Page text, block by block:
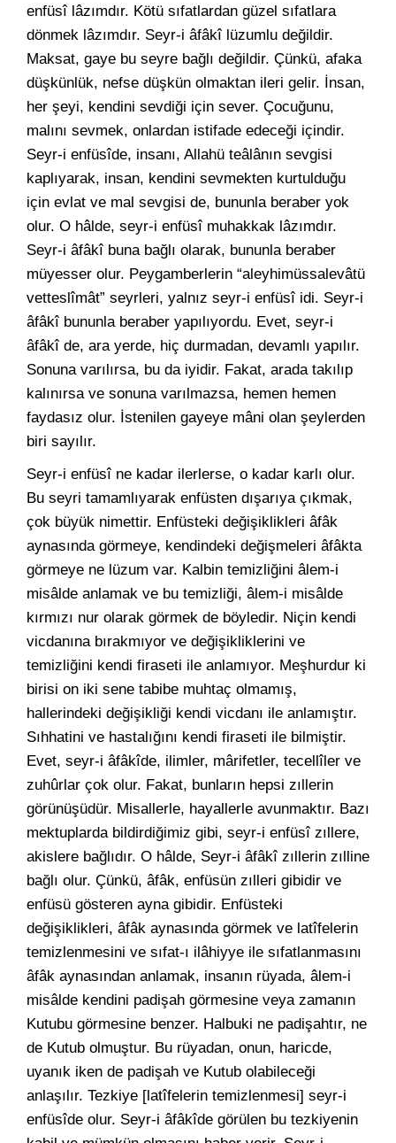
enfüsî lâzımdır. Kötü sıfatlardan güzel sıfatlara
dönmek lâzımdır. Seyr-i âfâkî lüzumlu değildir.
Maksat, gaye bu seyre bağlı değildir. Çünkü, afaka
düşkünlük, nefse düşkün olmaktan ileri gelir. İnsan,
her şeyi, kendini sevdiği için sever. Çocuğunu,
malını sevmek, onlardan istifade edeceği içindir.
Seyr-i enfüsîde, insanı, Allahü teâlânın sevgisi
kaplıyarak, insan, kendini sevmekten kurtulduğu
için evlat ve mal sevgisi de, bununla beraber yok
olur. O hâlde, seyr-i enfüsî muhakkak lâzımdır.
Seyr-i âfâkî buna bağlı olarak, bununla beraber
müyesser olur. Peygamberlerin “aleyhimüssalevâtü
vetteslîmât” seyrleri, yalnız seyr-i enfüsî idi. Seyr-i
âfâkî bununla beraber yapılıyordu. Evet, seyr-i
âfâkî de, ara yerde, hiç durmadan, devamlı yapılır.
Sonuna varılırsa, bu da iyidir. Fakat, arada takılıp
kalınırsa ve sonuna varılmazsa, hemen hemen
faydasız olur. İstenilen gayeye mâni olan şeylerden
biri sayılır.
Seyr-i enfüsî ne kadar ilerlerse, o kadar karlı olur.
Bu seyri tamamlıyarak enfüsten dışarıya çıkmak,
çok büyük nimettir. Enfüsteki değişiklikleri âfâk
aynasında görmeye, kendindeki değişmeleri âfâkta
görmeye ne lüzum var. Kalbin temizliğini âlem-i
misâlde anlamak ve bu temizliği, âlem-i misâlde
kırmızı nur olarak görmek de böyledir. Niçin kendi
vicdanına bırakmıyor ve değişikliklerini ve
temizliğini kendi firaseti ile anlamıyor. Meşhurdur ki
birisi on iki sene tabibe muhtaç olmamış,
hallerindeki değişikliği kendi vicdanı ile anlamıştır.
Sıhhatini ve hastalığını kendi firaseti ile bilmiştir.
Evet, seyr-i âfâkîde, ilimler, mârifetler, tecellîler ve
zuhûrlar çok olur. Fakat, bunların hepsi zıllerin
görünüşüdür. Misallerle, hayallerle avunmaktır. Bazı
mektuplarda bildirdiğimiz gibi, seyr-i enfüsî zıllere,
akislere bağlıdır. O hâlde, Seyr-i âfâkî zıllerin zılline
bağlı olur. Çünkü, âfâk, enfüsün zılleri gibidir ve
enfüsü gösteren ayna gibidir. Enfüsteki
değişiklikleri, âfâk aynasında görmek ve latîfelerin
temizlenmesini ve sıfat-ı ilâhiyye ile sıfatlanmasını
âfâk aynasından anlamak, insanın rüyada, âlem-i
misâlde kendini padişah görmesine veya zamanın
Kutubu görmesine benzer. Halbuki ne padişahtır, ne
de Kutub olmuştur. Bu rüyadan, onun, haricde,
uyanık iken de padişah ve Kutub olabileceği
anlaşılır. Tezkiye [latîfelerin temizlenmesi] seyr-i
enfüsîde olur. Seyr-i âfâkîde görülen bu tezkiyenin